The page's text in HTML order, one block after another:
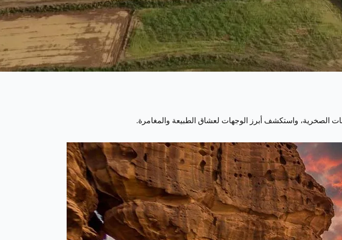
الصخرية، واستكشف أبرز الوجهات لعشاق الطبيعة والمغامرة.